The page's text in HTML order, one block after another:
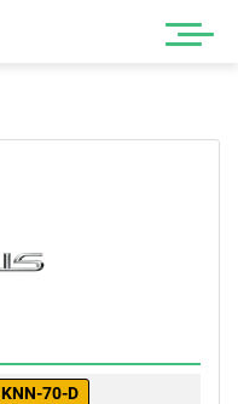
KNN-70-D